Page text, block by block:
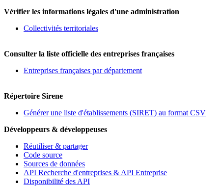
Vérifier les informations légales d'une administration
Collectivités territoriales
Consulter la liste officielle des entreprises françaises
Entreprises françaises par département
Répertoire Sirene
Générer une liste d'établissements (SIRET) au format CSV
Développeurs & développeuses
Réutiliser & partager
Code source
Sources de données
API Recherche d'entreprises & API Entreprise
Disponibilité des API